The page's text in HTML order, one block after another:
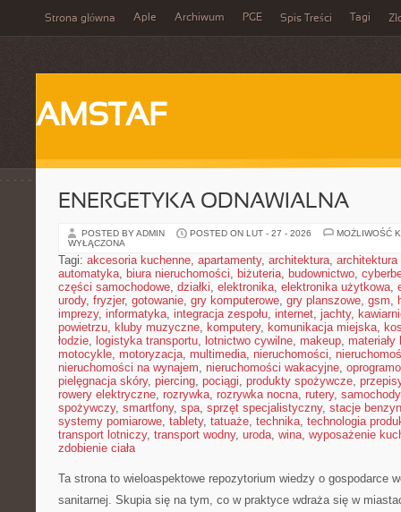
Strona główna Aple Archiwum PGE Spis Treści Tagi
AMSTAF
ENERGETYKA ODNAWIALNA
POSTED BY ADMIN POSTED ON LUT - 27 - 2026
MOŻLIWOŚĆ
WYŁĄCZONA
Tagi: akcesoria kuchenne, apartamenty, architektura, architektura
automatyka, biura nieruchomości, biżuteria, budownictwo,
części samochodowe, działki, elektronika, elektronika użytkowa,
urody, fryzjer, gotowanie, gry komputerowe, gry planszowe, gsm,
imprezy, informatyka, integracja zespołu, internet, jachty,
powietrzu, kluby muzyczne, komputery, komunikacja miejska,
łodzie, logistyka transportu, lotnictwo cywilne, makeup, materiały
motocykle, motoryzacja, multimedia, nieruchomości,
nieruchomości na wynajem, nieruchomości wakacyjne,
pielęgnacja skóry, piercing, pociągi, produkty spożywcze,
rowery elektryczne, rozrywka, rozrywka nocna, rutery, samochody
spożywczy, smartfony, spa, sprzęt specjalistyczny, stacje
systemy pomiarowe, tablety, tatuaże, technika, technologia
transport lotniczy, transport wodny, uroda, wina, wyposażenie
zdobienie ciała
Ta strona to wieloaspektowe repozytorium wiedzy o gospodarce
sanitarnej. Skupia się na tym, co w praktyce wdraża się w